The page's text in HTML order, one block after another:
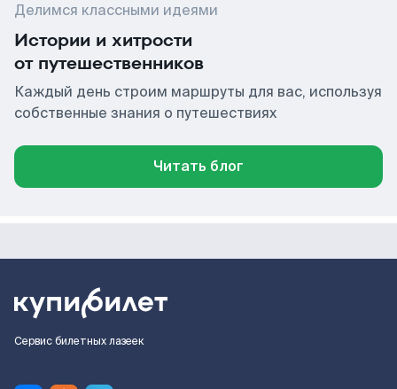
Делимся классными идеями
Истории и хитрости
от путешественников
Каждый день строим маршруты для вас, используя
собственные знания о путешествиях
Читать блог
Сервис билетных лазеек